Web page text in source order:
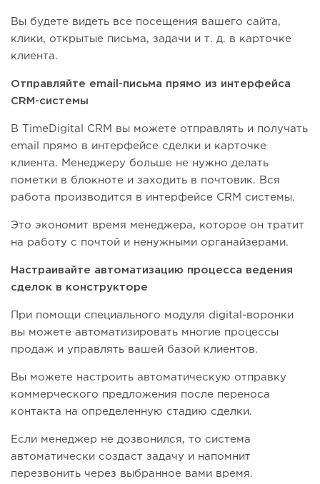
Вы будете видеть все посещения вашего сайта,
клики, открытые письма, задачи и т. д. в карточке
клиента.
Отправляйте email-письма прямо из интерфейса
CRM-системы
В TimeDigital CRM вы можете отправлять и получать
email прямо в интерфейсе сделки и карточке
клиента. Менеджеру больше не нужно делать
пометки в блокноте и заходить в почтовик. Вся
работа производится в интерфейсе CRM системы.
Это экономит время менеджера, которое он тратит
на работу с почтой и ненужными органайзерами.
Настраивайте автоматизацию процесса ведения
сделок в конструкторе
При помощи специального модуля digital-воронки
вы можете автоматизировать многие процессы
продаж и управлять вашей базой клиентов.
Вы можете настроить автоматическую отправку
коммерческого предложения после переноса
контакта на определенную стадию сделки.
Если менеджер не дозвонился, то система
автоматически создаст задачу и напомнит
перезвонить через выбранное вами время.